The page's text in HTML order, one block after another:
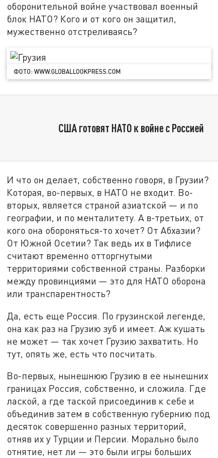
оборонительной войне участвовал военный
блок НАТО? Кого и от кого он защитил,
мужественно отстреливаясь?
ФОТО: WWW.GLOBALLOOKPRESS.COM
США готовят НАТО к войне с Россией
И что он делает, собственно говоря, в Грузии?
Которая, во-первых, в НАТО не входит. Во-
вторых, является страной азиатской — и по
географии, и по менталитету. А в-третьих, от
кого она обороняться-то хочет? От Абхазии?
От Южной Осетии? Так ведь их в Тифлисе
считают временно отторгнутыми
территориями собственной страны. Разборки
между провинциями — это для НАТО оборона
или транспарентность?
Да, есть еще Россия. По грузинской легенде,
она как раз на Грузию зуб и имеет. Аж кушать
не может — так хочет Грузию захватить. Но
тут, опять же, есть что посчитать.
Во-первых, нынешнюю Грузию в ее нынешних
границах Россия, собственно, и сложила. Где
лаской, а где таской присоединив к себе и
объединив затем в собственную губернию под
десяток совершенно разных территорий,
отняв их у Турции и Персии. Морально было
отнятие, нет ли — это были игры больших